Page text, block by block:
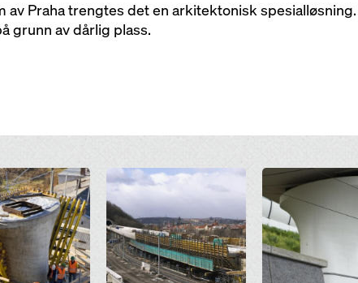
av Praha trengtes det en arkitektonisk
grunn av dårlig plass.
Open Open